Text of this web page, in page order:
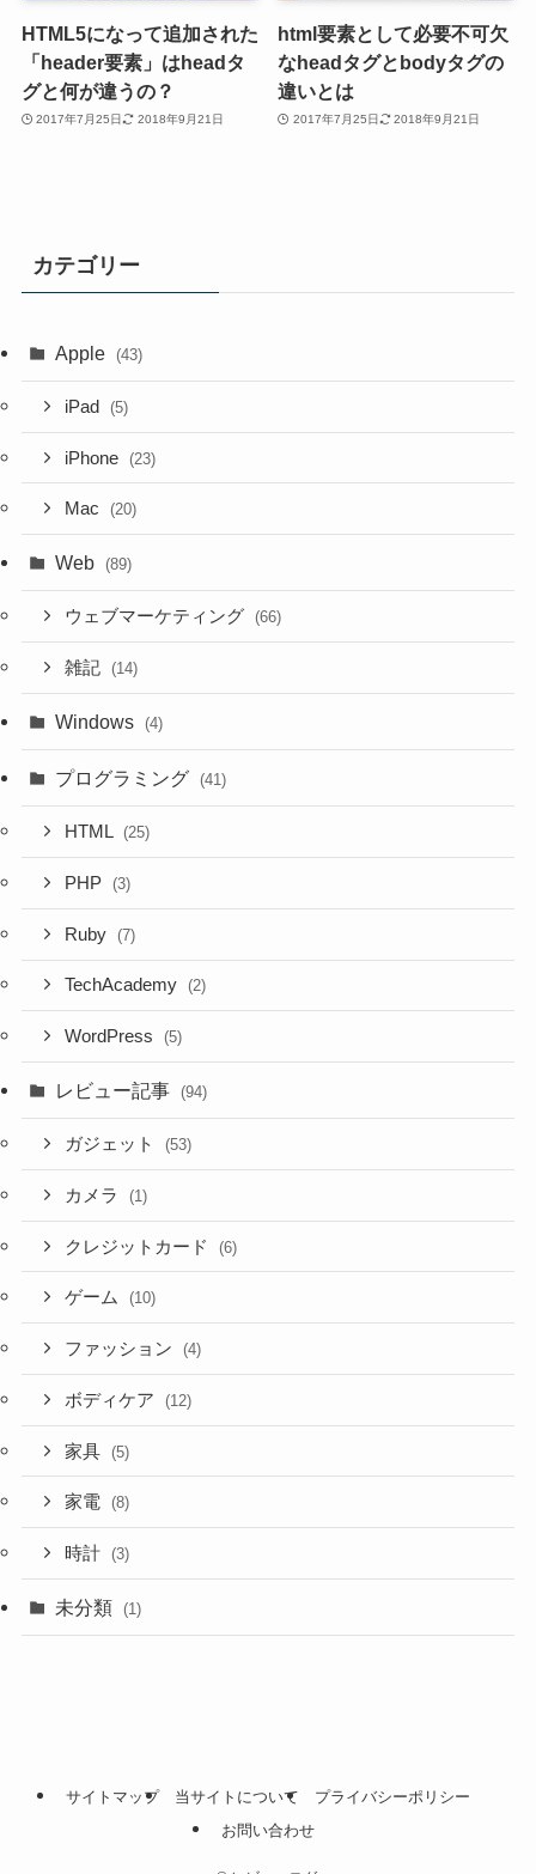
HTML5になって追加された
「header要素」はheadタ
グと何が違うの？
2017年7月25日 2018年9月21日
html要素として必要不可欠
なheadタグとbodyタグの
違いとは
2017年7月25日 2018年9月21日
カテゴリー
Apple (43)
iPad (5)
iPhone (23)
Mac (20)
Web (89)
ウェブマーケティング (66)
雑記 (14)
Windows (4)
プログラミング (41)
HTML (25)
PHP (3)
Ruby (7)
TechAcademy (2)
WordPress (5)
レビュー記事 (94)
ガジェット (53)
カメラ (1)
クレジットカード (6)
ゲーム (10)
ファッション (4)
ボディケア (12)
家具 (5)
家電 (8)
時計 (3)
未分類 (1)
サイトマップ 当サイトについて
プライバシーポリシー
お問い合わせ